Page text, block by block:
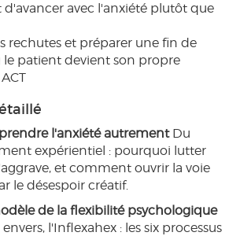
avec l'anxiété plutôt que
rechutes et préparer une fin de
le patient devient son propre
l'anxiété autrementDu
expérientiel : pourquoi lutter
et comment ouvrir la voie
le désespoir créatif.
de la flexibilité psychologique
l'Inflexahex : les six processus